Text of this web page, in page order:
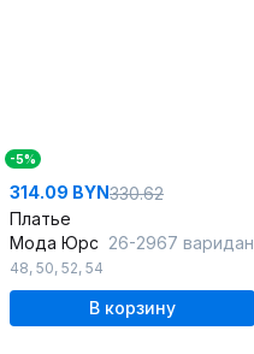
-5%
314.09 BYN330.62
Платье
Мода Юрс 26-2967 варидан
48, 50, 52, 54
В корзину